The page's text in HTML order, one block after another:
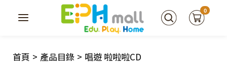
0
首頁 > 產品目錄 > 唱遊 啦啦啦CD